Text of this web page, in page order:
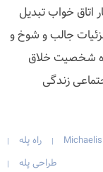
اتاق خواب تبدیل
جالب و شوخ و
شخصیت خلاق
زندگی
| راه پله |
طراحی پله |